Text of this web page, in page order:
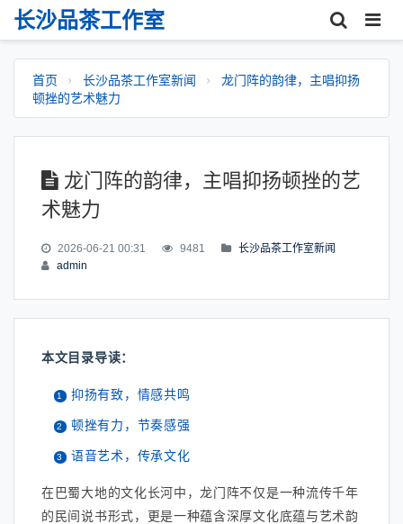
长沙品茶工作室
首页 长沙品茶工作室新闻
龙门阵的韵律，主唱抑扬
顿挫的艺术魅力
龙门阵的韵律，主唱抑扬顿挫的艺
术魅力
2026-06-21 00:31 9481
长沙品茶工作室新闻
admin
本文目录导读：
抑扬有致，情感共鸣
顿挫有力，节奏感强
语音艺术，传承文化
在巴蜀大地的文化长河中，龙门阵不仅是一种流传千年
的民间说书形式，更是一种蕴含深厚文化底蕴与艺术韵